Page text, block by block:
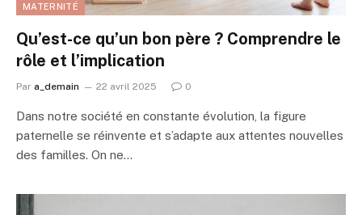
MATERNITÉ
Qu’est-ce qu’un bon père ? Comprendre le
rôle et l’implication
Par a_demain 22 avril 2025 0
Dans notre société en constante évolution, la figure
paternelle se réinvente et s’adapte aux attentes nouvelles
des familles. On ne…